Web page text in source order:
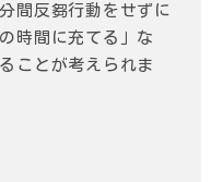
間反芻行動をせずに
時間に充てる」な
ことが考えられま